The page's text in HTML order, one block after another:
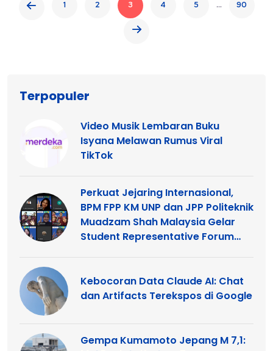
1 2 3 4 5 ... 90
Terpopuler
Video Musik Lembaran Buku
Isyana Melawan Rumus Viral
TikTok
Perkuat Jejaring Internasional,
BPM FPP KM UNP dan JPP Politeknik
Muadzam Shah Malaysia Gelar
Student Representative Forum
Kebocoran Data Claude AI: Chat
dan Artifacts Terekspos di Google
Gempa Kumamoto Jepang M 7,1: